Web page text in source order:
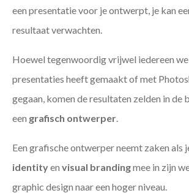
een presentatie voor je ontwerpt, je kan
resultaat verwachten.
Hoewel tegenwoordig vrijwel iedereen
presentaties heeft gemaakt of met
gegaan, komen de resultaten zelden in de
een grafisch ontwerper
Een grafische ontwerper neemt zaken als
identityen visual brandingmee in zijn
graphic design naar een hoger niveau.